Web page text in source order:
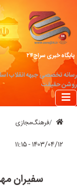
پایگاه خبری سراج۲۴
رسانه تخصصی جبهه انقلاب
روشن حقیقت
فرهنگ‌مجازی
۱۴۰۳/۰۴/۱۲ - ۱۱:۱۵
سفیران